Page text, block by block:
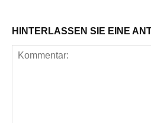
HINTERLASSEN SIE EINE